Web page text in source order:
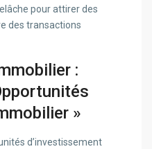
pour attirer des
des transactions
:
»
d’investissement